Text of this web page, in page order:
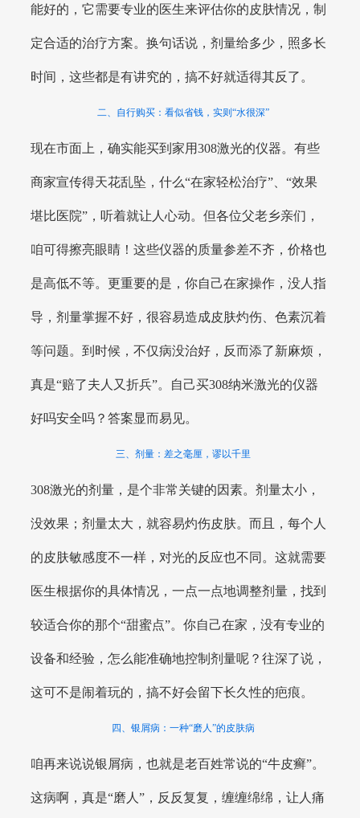
能好的，它需要专业的医生来评估你的皮肤情况，制
定合适的治疗方案。换句话说，剂量给多少，照多长
时间，这些都是有讲究的，搞不好就适得其反了。
二、自行购买：看似省钱，实则“水很深”
现在市面上，确实能买到家用308激光的仪器。有些
商家宣传得天花乱坠，什么“在家轻松治疗”、“效果
堪比医院”，听着就让人心动。但各位父老乡亲们，
咱可得擦亮眼睛！这些仪器的质量参差不齐，价格也
是高低不等。更重要的是，你自己在家操作，没人指
导，剂量掌握不好，很容易造成皮肤灼伤、色素沉着
等问题。到时候，不仅病没治好，反而添了新麻烦，
真是“赔了夫人又折兵”。自己买308纳米激光的仪器
好吗安全吗？答案显而易见。
三、剂量：差之毫厘，谬以千里
308激光的剂量，是个非常关键的因素。剂量太小，
没效果；剂量太大，就容易灼伤皮肤。而且，每个人
的皮肤敏感度不一样，对光的反应也不同。这就需要
医生根据你的具体情况，一点一点地调整剂量，找到
较适合你的那个“甜蜜点”。你自己在家，没有专业的
设备和经验，怎么能准确地控制剂量呢？往深了说，
这可不是闹着玩的，搞不好会留下长久性的疤痕。
四、银屑病：一种“磨人”的皮肤病
咱再来说说银屑病，也就是老百姓常说的“牛皮癣”。
这病啊，真是“磨人”，反反复复，缠缠绵绵，让人痛